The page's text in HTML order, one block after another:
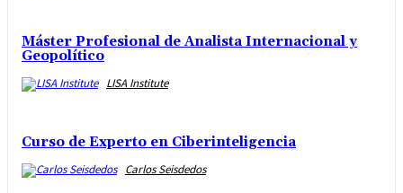
Máster Profesional de Analista Internacional y
Geopolítico
LISA Institute
Curso de Experto en Ciberinteligencia
Carlos Seisdedos